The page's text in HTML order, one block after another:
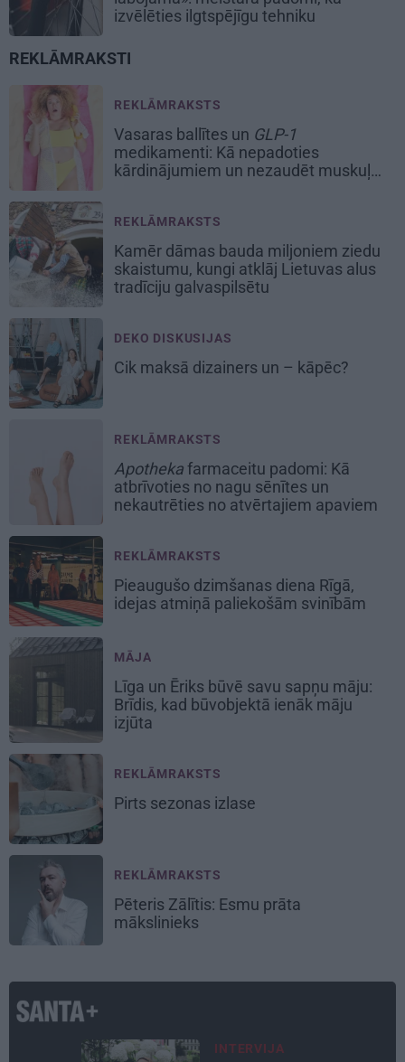
izvēlēties ilgtspējīgu tehniku
REKLĀMRAKSTI
REKLĀMRAKSTS
Vasaras ballītes un GLP-1
medikamenti: Kā nepadoties
kārdinājumiem un nezaudēt muskuļu
REKLĀMRAKSTS
Kamēr dāmas bauda miljoniem ziedu
skaistumu, kungi atklāj Lietuvas alus
tradīciju galvaspilsētu
DEKO DISKUSIJAS
Cik maksā dizainers un – kāpēc?
REKLĀMRAKSTS
Apothekafarmaceitu padomi: Kā
atbrīvoties no nagu sēnītes un
nekautrēties no atvērtajiem apaviem
REKLĀMRAKSTS
Pieaugušo dzimšanas diena Rīgā,
idejas atmiņā paliekošām svinībām
MĀJA
Līga un Ēriks būvē savu sapņu māju:
Brīdis, kad būvobjektā ienāk māju
izjūta
REKLĀMRAKSTS
Pirts sezonas izlase
REKLĀMRAKSTS
Pēteris Zālītis: Esmu prāta
mākslinieks
INTERVIJA